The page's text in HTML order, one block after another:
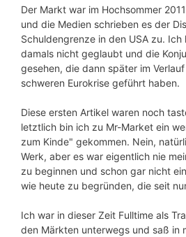
Der Markt war im Hochsommer
und die Medien schrieben es der
Schuldengrenze in den USA zu. Ich
damals nicht geglaubt und die
gesehen, die dann später im
schweren Eurokrise geführt haben.
Diese ersten Artikel waren noch
letztlich bin ich zu Mr-Market ein
zum Kinde" gekommen. Nein,
Werk, aber es war eigentlich nie
zu beginnen und schon gar nicht
wie heute zu begründen, die seit
Ich war in dieser Zeit Fulltime als
den Märkten unterwegs und saß in